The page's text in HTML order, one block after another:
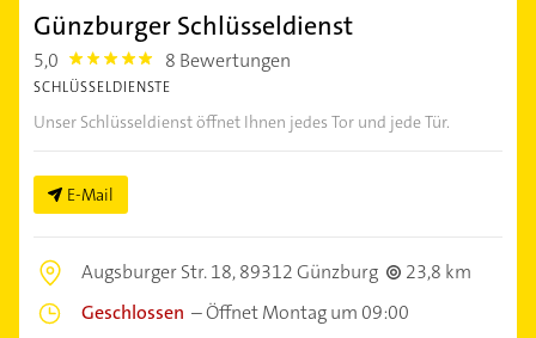
Günzburger Schlüsseldienst
5,0 5.0 8 Bewertungen
SCHLÜSSELDIENSTE
Unser Schlüsseldienst öffnet Ihnen jedes Tor und jede Tür.
E-Mail
Augsburger Str. 18,89312 Günzburg
23,8 km
Geschlossen –Öffnet Montag um 09:00